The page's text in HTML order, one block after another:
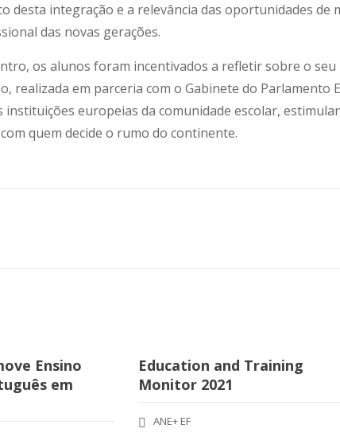
desta integração e a relevância das oportunidades de
das novas gerações.
os alunos foram incentivados a refletir sobre o
realizada em parceria com o Gabinete do
instituições europeias da comunidade escolar,
quem decide o rumo do continente.
Ensino
em
Education and Training
Monitor 2021
ANE+ EF